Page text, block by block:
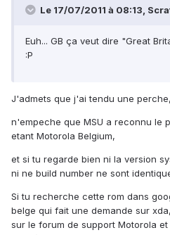
Le 17/07/2011 à 08:13,
Euh... GB ça veut dire "Great
:P
J'admets que j'ai tendu une perche,
n'empeche que MSU a reconnu le
etant Motorola Belgium,
et si tu regarde bien ni la version
ni ne build number ne sont
Si tu recherche cette rom dans
belge qui fait une demande sur
sur le forum de support Motorola